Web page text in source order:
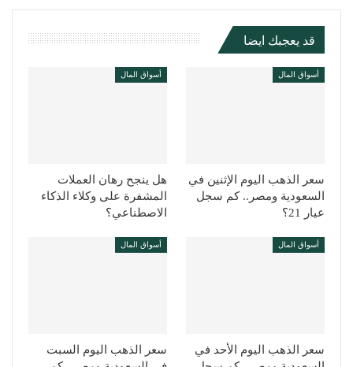
قد يعجبك ايضا
أسواق المال
سعر الذهب اليوم الإثنين في
السعودية ومصر.. كم سجل
عيار 21؟
أسواق المال
هل ينجح رهان العملات
المشفرة على وكلاء الذكاء
الاصطناعي؟
أسواق المال
سعر الذهب اليوم الأحد في
أسواق المال
سعر الذهب اليوم السبت